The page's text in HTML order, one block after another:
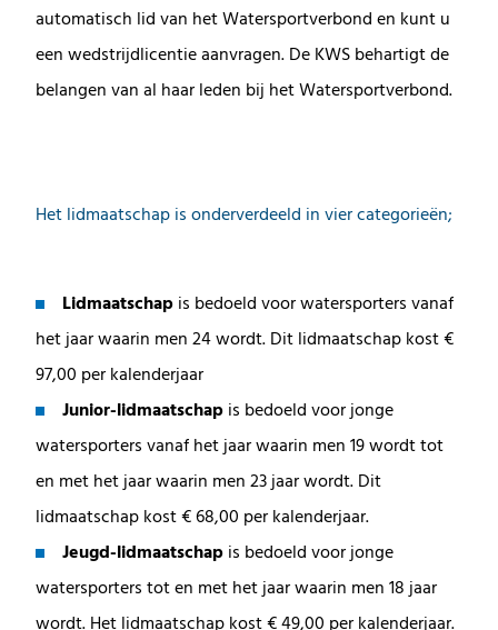
automatisch lid van het Watersportverbond en kunt u
een wedstrijdlicentie aanvragen. De KWS behartigt de
belangen van al haar leden bij het Watersportverbond.
Het lidmaatschap is onderverdeeld in vier categorieën;
Lidmaatschapis bedoeld voor watersporters vanaf
het jaar waarin men 24 wordt. Dit lidmaatschap kost €
97,00 per kalenderjaar
Junior-lidmaatschapis bedoeld voor jonge
watersporters vanaf het jaar waarin men 19 wordt tot
en met het jaar waarin men 23 jaar wordt. Dit
lidmaatschap kost € 68,00 per kalenderjaar.
Jeugd-lidmaatschapis bedoeld voor jonge
watersporters tot en met het jaar waarin men 18 jaar